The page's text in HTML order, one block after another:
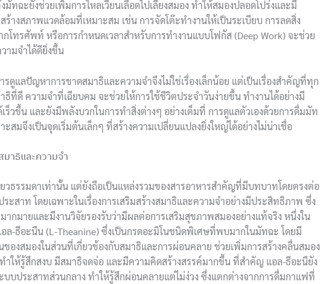
มัทฉะยังช่วยเพิ่มการไหลเวียนเลือดไปเลี้ยงสมอง ทำให้สมองปลอดโปร่งและมี
างสภาพแวดล้อมที่เหมาะสม เช่น การจัดโต๊ะทำงานให้เป็นระเบียบ การลดสิ่ง
กโทรศัพท์ หรือการกำหนดเวลาสำหรับการทำงานแบบโฟกัส (Deep Work) จะช่วย
ามจำได้ดียิ่งขึ้น
รดูแลปัญหาการขาดสมาธิและความจำจึงไม่ใช่เรื่องเล็กน้อย แต่เป็นเรื่องสำคัญที่ทุก
ธิที่ดี ความจำที่เฉียบคม จะช่วยให้การใช้ชีวิตประจำวันง่ายขึ้น ทำงานได้อย่างมี
ร็วขึ้น และยังมีพลังบวกในการทำสิ่งต่างๆ อย่างเต็มที่ การดูแลตัวเองด้วยการดื่มมัท
ะสมจึงเป็นจุดเริ่มต้นเล็กๆ ที่สร้างความเปลี่ยนแปลงยิ่งใหญ่ได้อย่างไม่น่าเชื่อ
าธิและความจำ
ยวธรรมดาเท่านั้น แต่ยังถือเป็นแหล่งรวมของสารอาหารสำคัญที่มีบทบาทโดยตรงต่อ
ะสาท โดยเฉพาะในเรื่องการเสริมสร้างสมาธิและความจำอย่างมีประสิทธิภาพ ซึ่ง
กมายและมีงานวิจัยรองรับว่ามีผลต่อการเสริมสุขภาพสมองอย่างแท้จริง หนึ่งใน
อล-ธีอะนีน (L-Theanine) ซึ่งเป็นกรดอะมิโนชนิดพิเศษที่พบมากในมัทฉะ โดยมี
งสมองในส่วนที่เกี่ยวข้องกับสมาธิและการผ่อนคลาย ช่วยเพิ่มการสร้างคลื่นสมอง
ำให้รู้สึกสงบ มีสมาธิจดจ่อ และมีความคิดสร้างสรรค์มากขึ้น ที่สำคัญ แอล-ธีอะนียัง
บประสาทส่วนกลาง ทำให้รู้สึกผ่อนคลายแต่ไม่ง่วง ซึ่งแตกต่างจากการดื่มกาแฟที่